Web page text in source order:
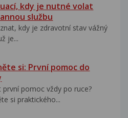
kdy je nutné volat
službu
kdy je zdravotní stav vážný
je...
si: První pomoc do
první pomoc vždy po ruce?
si praktického...